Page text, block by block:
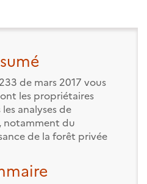
de mars 2017 vous
les propriétaires
analyses de
notamment du
de la forêt privée